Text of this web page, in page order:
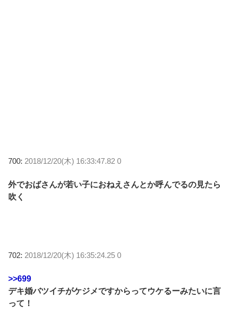
700: 2018/12/20(木) 16:33:47.82 0
外でおばさんが若い子におねえさんとか呼んでるの見たら
吹く
702: 2018/12/20(木) 16:35:24.25 0
>>699
デキ婚バツイチがケジメですからってウケるーみたいに言
って！